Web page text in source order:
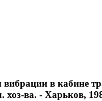
в кабине
ва. - Харьков,